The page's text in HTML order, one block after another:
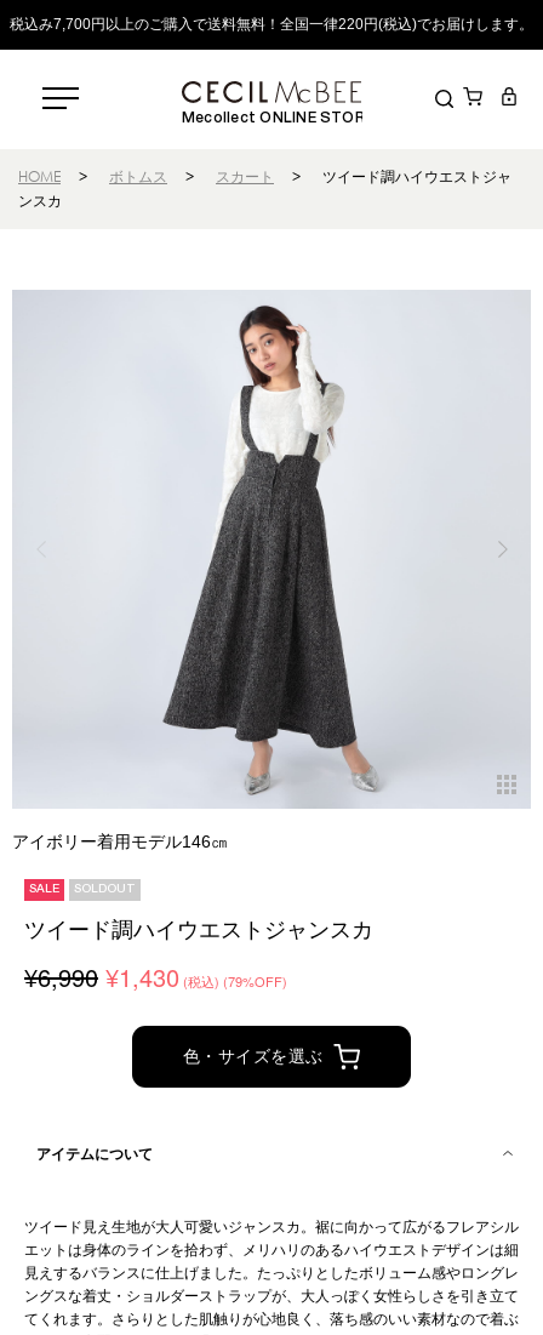
税込み7,700円以上のご購入で送料無料！全国一律220円(税込)でお届けします。
Mecollect ONLINE STORE
HOME > ボトムス > スカート >
ツイード調ハイウエストジャ
ンスカ
アイボリー着用モデル146㎝
SALE SOLDOUT
ツイード調ハイウエストジャンスカ
¥6,990 ¥1,430 (税込) (79%OFF)
色・サイズを選ぶ
アイテムについて
ツイード見え生地が大人可愛いジャンスカ。裾に向かって広がるフレアシル
エットは身体のラインを拾わず、メリハリのあるハイウエストデザインは細
見えするバランスに仕上げました。たっぷりとしたボリューム感やロングレ
ングスな着丈・ショルダーストラップが、大人っぽく女性らしさを引き立て
てくれます。さらりとした肌触りが心地良く、落ち感のいい素材なので着ぶ